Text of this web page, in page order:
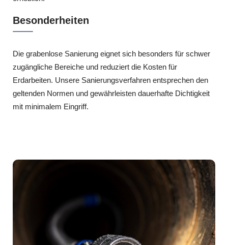
Besonderheiten
Die grabenlose Sanierung eignet sich besonders für schwer
zugängliche Bereiche und reduziert die Kosten für
Erdarbeiten. Unsere Sanierungsverfahren entsprechen den
geltenden Normen und gewährleisten dauerhafte Dichtigkeit
mit minimalem Eingriff.